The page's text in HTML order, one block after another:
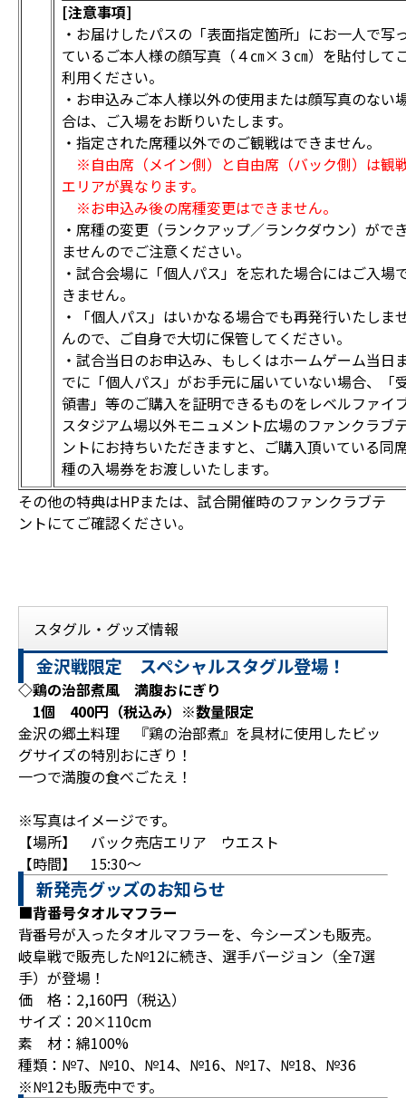
[注意事項]
・お届けしたパスの「表面指定箇所」にお一人で写
ているご本人様の顔写真（４㎝×３㎝）を貼付して
利用ください。
・お申込みご本人様以外の使用または顔写真のない
合は、ご入場をお断りいたします。
・指定された席種以外でのご観戦はできません。
※自由席（メイン側）と自由席（バック側）は観
エリアが異なります。
※お申込み後の席種変更はできません。
・席種の変更（ランクアップ／ランクダウン）がで
ませんのでご注意ください。
・試合会場に「個人パス」を忘れた場合にはご入場
きません。
・「個人パス」はいかなる場合でも再発行いたしま
んので、ご自身で大切に保管してください。
・試合当日のお申込み、もしくはホームゲーム当日
でに「個人パス」がお手元に届いていない場合、「
領書」等のご購入を証明できるものをレベルファイ
スタジアム場以外モニュメント広場のファンクラブ
ントにお持ちいただきますと、ご購入頂いている同
種の入場券をお渡しいたします。
その他の特典はHPまたは、試合開催時のファンクラブテ
ントにてご確認ください。
スタグル・グッズ情報
金沢戦限定 スペシャルスタグル登場！
◇鶏の治部煮風 満腹おにぎり
1個 400円（税込み）※数量限定
金沢の郷土料理 『鶏の治部煮』を具材に使用したビッ
グサイズの特別おにぎり！
一つで満腹の食べごたえ！
※写真はイメージです。
【場所】 バック売店エリア ウエスト
【時間】 15:30～
新発売グッズのお知らせ
■背番号タオルマフラー
背番号が入ったタオルマフラーを、今シーズンも販売。
岐阜戦で販売した№12に続き、選手バージョン（全7選
手）が登場！
価 格：2,160円（税込）
サイズ：20×110cm
素 材：綿100%
種類：№7、№10、№14、№16、№17、№18、№36
※№12も販売中です。